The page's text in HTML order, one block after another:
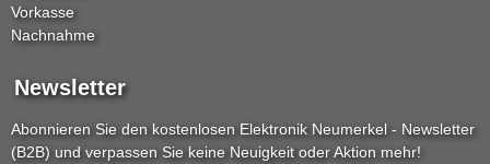
Vorkasse
Nachnahme
Newsletter
Abonnieren Sie den kostenlosen Elektronik Neumerkel - Newsletter
(B2B) und verpassen Sie keine Neuigkeit oder Aktion mehr!